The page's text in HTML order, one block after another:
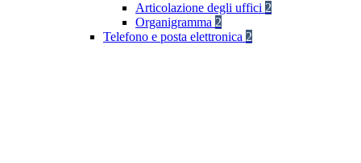
Articolazione degli uffici 2
Organigramma 2
Telefono e posta elettronica 2